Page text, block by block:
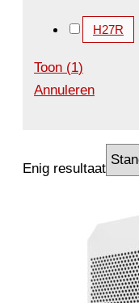
H27R
Toon (1)
Annuleren
Enig resultaat